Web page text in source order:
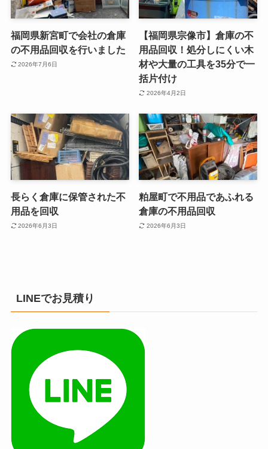
福岡県新宮町で会社の倉庫
の不用品回収を行いました
2026年7月6日
【福岡県宗像市】倉庫の不
用品回収！処分しにくい木
材や大量の工具を35分で一
括片付け
2026年4月2日
長らく倉庫に保管された不
用品を回収
2026年6月3日
粕屋町で不用品であふれる
倉庫の不用品回収
2026年6月3日
LINEでお見積り